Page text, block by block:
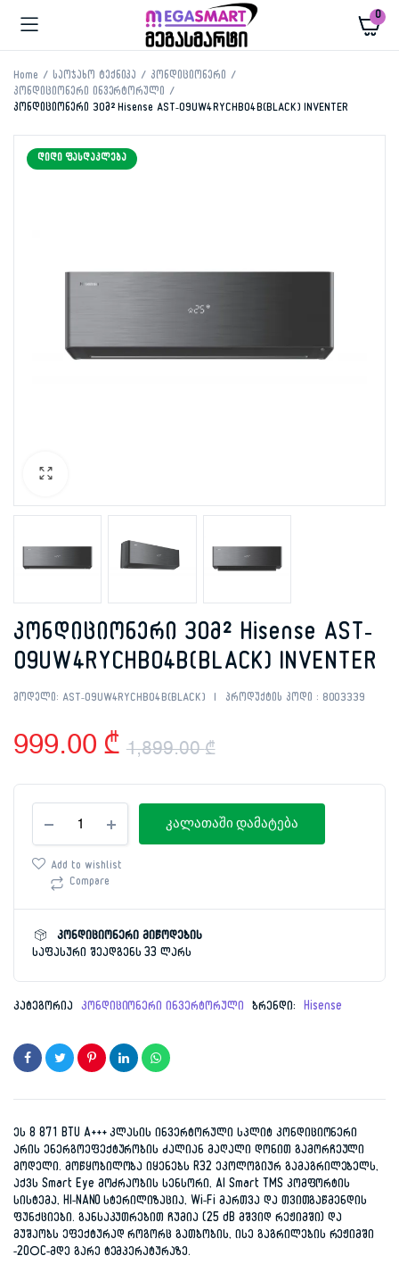
0
Home საოჯახო ტექნიკა
კონდიციონერი
კონდიციონერი ინვერტორული
კონდიციონერი 30მ² Hisense AST-09UW4RYCHB04B(BLACK) INVENTER
ᲓᲘᲓᲘ ᲤᲐᲡᲓᲐᲙᲚᲔᲑᲐ
კონდიციონერი 30მ² Hisense AST-
09UW4RYCHB04B(BLACK) INVENTER
მოდელი: AST-09UW4RYCHB04B(BLACK) პროდუქტის კოდი : 8003339
1,899.00₾
Original
price
1,899.00 ₾.
999.00 ₾
Current
price
999.00 ₾.
კონდიციონერი
30მ²
Hisense
AST-
09UW4RYCHB04B(BLACK)
რაოდენობა
კალათაში დამატება
Add to wishlist
Compare
კონდიციონერი მიწოდების
საფასური შეადგენს 33 ლარს
კატეგორია კონდიციონერი ინვერტორული ბრენდი: Hisense
ეს 8 871 BTU A+++ კლასის ინვერტორული სპლიტ კონდიციონერი
არის ენერგოეფექტურობის ძალიან მაღალი დონით გამორჩეული
მოდელი. მოწყობილობა იყენებს R32 ეკოლოგიურ გამაგრილებელს,
აქვს Smart Eye მოძრაობის სენსორი, AI Smart TMS კომფორტის
სისტემა, HI-NANO სტერილიზაცია, Wi-Fi მართვა და თვითგაწმენდის
ფუნქციები. განსაკუთრებით ჩუმია (25 dB მშვიდ რეჟიმში) და
მუშაობს ეფექტურად როგორც გათბობის, ისე გაგრილების რეჟიმში
-20°C-მდე გარე ტემპერატურაზე.